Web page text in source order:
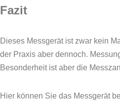
Fazit
Dieses Messgerät ist zwar kein
der Praxis aber dennoch.
Besonderheit ist aber die
Hier können Sie das Messgerät